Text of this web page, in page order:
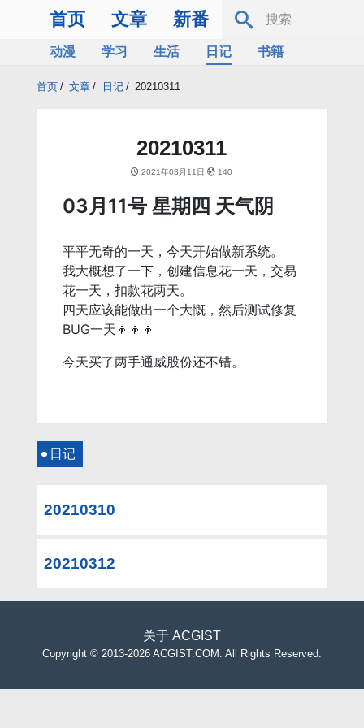
首页 文章 新番
动漫 学习 生活 日记
书籍
首页 / 文章 / 日记 / 20210311
20210311
2021年03月11日 140
03月11号 星期四 天气阴
平平无奇的一天，今天开始做新系统。
我大概想了一下，创建信息花一天，交易
花一天，扣款花两天。
四天应该能做出一个大慨，然后测试修复
BUG一天👦👦👦
今天买了两手通威股份还不错。
日记
20210310
20210312
关于 ACGIST
Copyright © 2013-2026 ACGIST.COM. All Rights Reserved.